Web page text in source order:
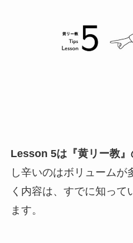
Lesson 5は『黄リー教』
し辛いのはボリュームが
く内容は、すでに知って
ます。